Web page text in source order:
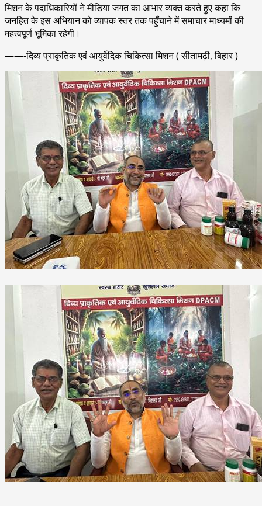
मिशन के पदाधिकारियों ने मीडिया जगत का आभार व्यक्त करते हुए कहा कि
जनहित के इस अभियान को व्यापक स्तर तक पहुँचाने में समाचार माध्यमों की
महत्वपूर्ण भूमिका रहेगी।
——-दिव्य प्राकृतिक एवं आयुर्वेदिक चिकित्सा मिशन ( सीतामढ़ी, बिहार )